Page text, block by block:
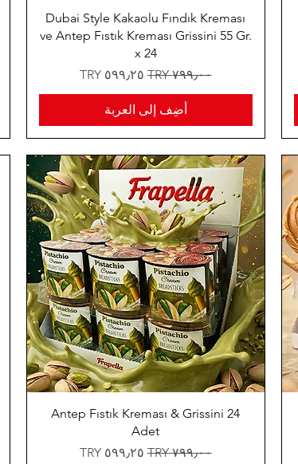
Dubai Style Kakaolu Fındık Kreması
ve Antep Fıstık Kreması Grissini 55 Gr.
x 24
سعر عادي‏٧٩٩٫٠٠ TRY سعر البيع
أضِف إلى العربة
Antep Fıstık Kreması & Grissini 24
Adet
سعر عادي‏٧٩٩٫٠٠ TRY سعر البيع